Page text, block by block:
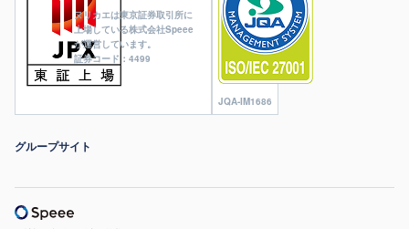
ヌリカエは東京証券取引所に
上場している株式会社Speee
が運営しています。
証券コード：4499
JQA-IM1686
グループサイト